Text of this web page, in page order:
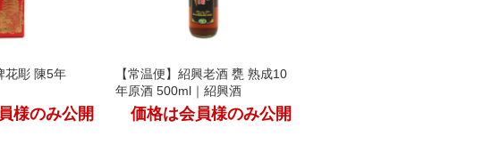
花彫 陳5年
様のみ公開
【常温便】紹興老酒 甕 熟成10
年原酒 500ml｜紹興酒
価格は会員様のみ公開